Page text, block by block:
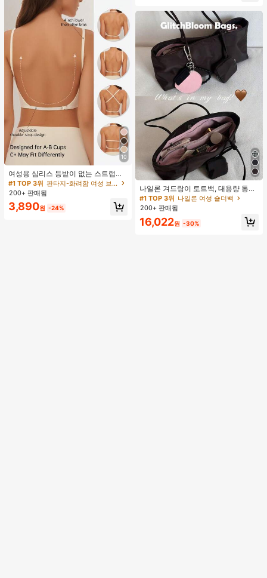
10
여성용 심리스 등받이 없는 스트랩리
스 브라 - 경량 통기성 얇은 컵, 조절
가능한 컨버터블 스트랩, 가벼운 지지
력 (A/B컵에 적합) - 결혼식, 정장 드레
스, 캐미솔, 여름 의류, 신부 란제리에
적합
#1 TOP 3위
판타지-화려함 여성 브라 & 브랄렛
200+ 판매됨
3,890원 -24%
나일론 겨드랑이 토트백, 대용량 통근
숄더백, 작은 메이크업 백 포함, 펜던
트 미포함, 가벼운 일상 핸드백 (펜던
트 미포함)
#1 TOP 3위 나일론 여성 숄더백
200+ 판매됨
16,022원 -30%